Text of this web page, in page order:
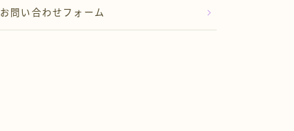
お問い合わせフォーム